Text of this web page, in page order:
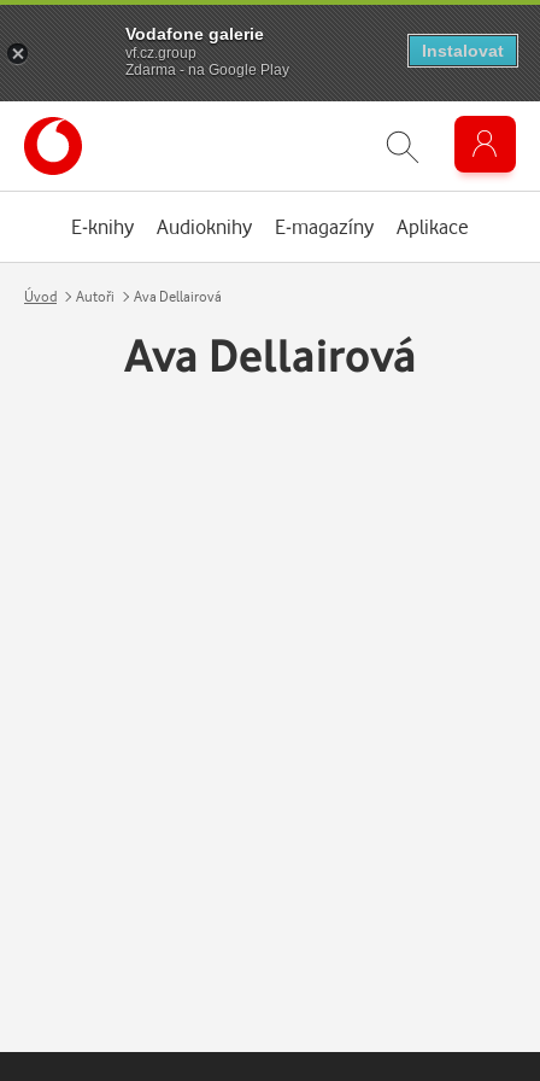
E-knihy Audioknihy E-magazíny Aplikace
Úvod Autoři Ava Dellairová
Ava Dellairová
Vodafone galerie
vf.cz.group
Zdarma - na Google Play
Instalovat